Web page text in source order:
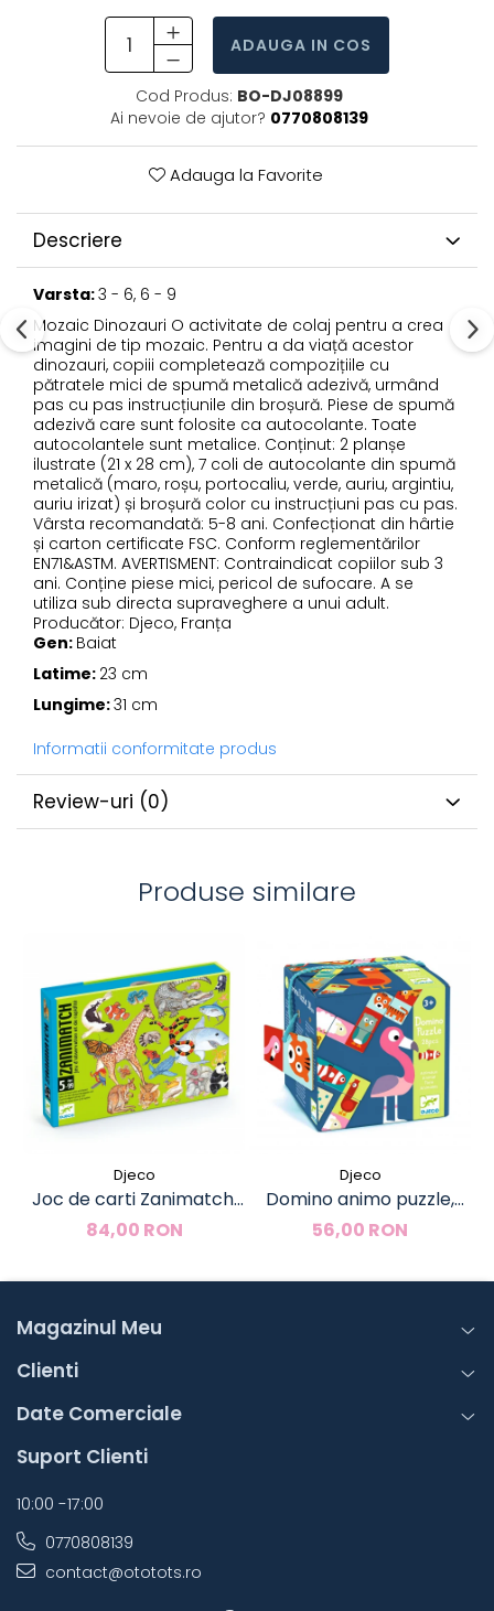
ADAUGA IN COS
Cod Produs: BO-DJ08899
Ai nevoie de ajutor? 0770808139
Adauga la Favorite
Descriere
Varsta:3 - 6, 6 - 9
Mozaic Dinozauri O activitate de colaj pentru a crea
imagini de tip mozaic. Pentru a da viață acestor
dinozauri, copiii completează compozițiile cu
pătratele mici de spumă metalică adezivă, urmând
pas cu pas instrucțiunile din broșură. Piese de spumă
adezivă care sunt folosite ca autocolante. Toate
autocolantele sunt metalice. Conținut: 2 planșe
ilustrate (21 x 28 cm), 7 coli de autocolante din spumă
metalică (maro, roșu, portocaliu, verde, auriu, argintiu,
auriu irizat) și broșură color cu instrucțiuni pas cu pas.
Vârsta recomandată: 5-8 ani. Confecționat din hârtie
și carton certificate FSC. Conform reglementărilor
EN71&ASTM. AVERTISMENT: Contraindicat copiilor sub 3
ani. Conține piese mici, pericol de sufocare. A se
utiliza sub directa supraveghere a unui adult.
Producător: Djeco, Franța
Gen: Baiat
Latime: 23 cm
Lungime:31 cm
Informatii conformitate produs
Review-uri (0)
Produse similare
Djeco
Joc de carti Zanimatch,
Djeco
84,00 RON
Djeco
Domino animo puzzle,
Djeco
56,00 RON
Magazinul Meu
Clienti
Date Comerciale
Suport Clienti
10:00 -17:00
0770808139
contact@ototots.ro